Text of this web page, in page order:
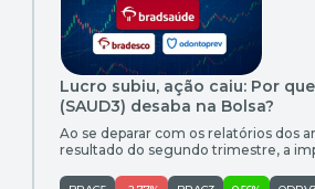
Lucro subiu, ação caiu: Por
(SAUD3) desaba na Bolsa?
Ao se deparar com os relatórios dos
resultado do segundo trimestre, a
lucro de R$ 1,1 bilhão ficou acima das